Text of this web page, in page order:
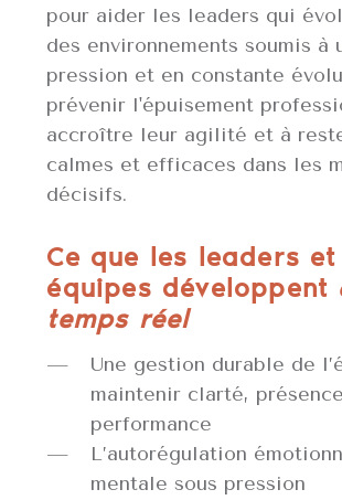
pour aider les leaders qui
des environnements soumis à
pression et en constante
prévenir l'épuisement
accroître leur agilité et à
calmes et efficaces dans les
décisifs.
Ce que les leaders
équipes développent
temps réel
Une gestion durable de
maintenir clarté,
performance
L’autorégulation
mentale sous pression